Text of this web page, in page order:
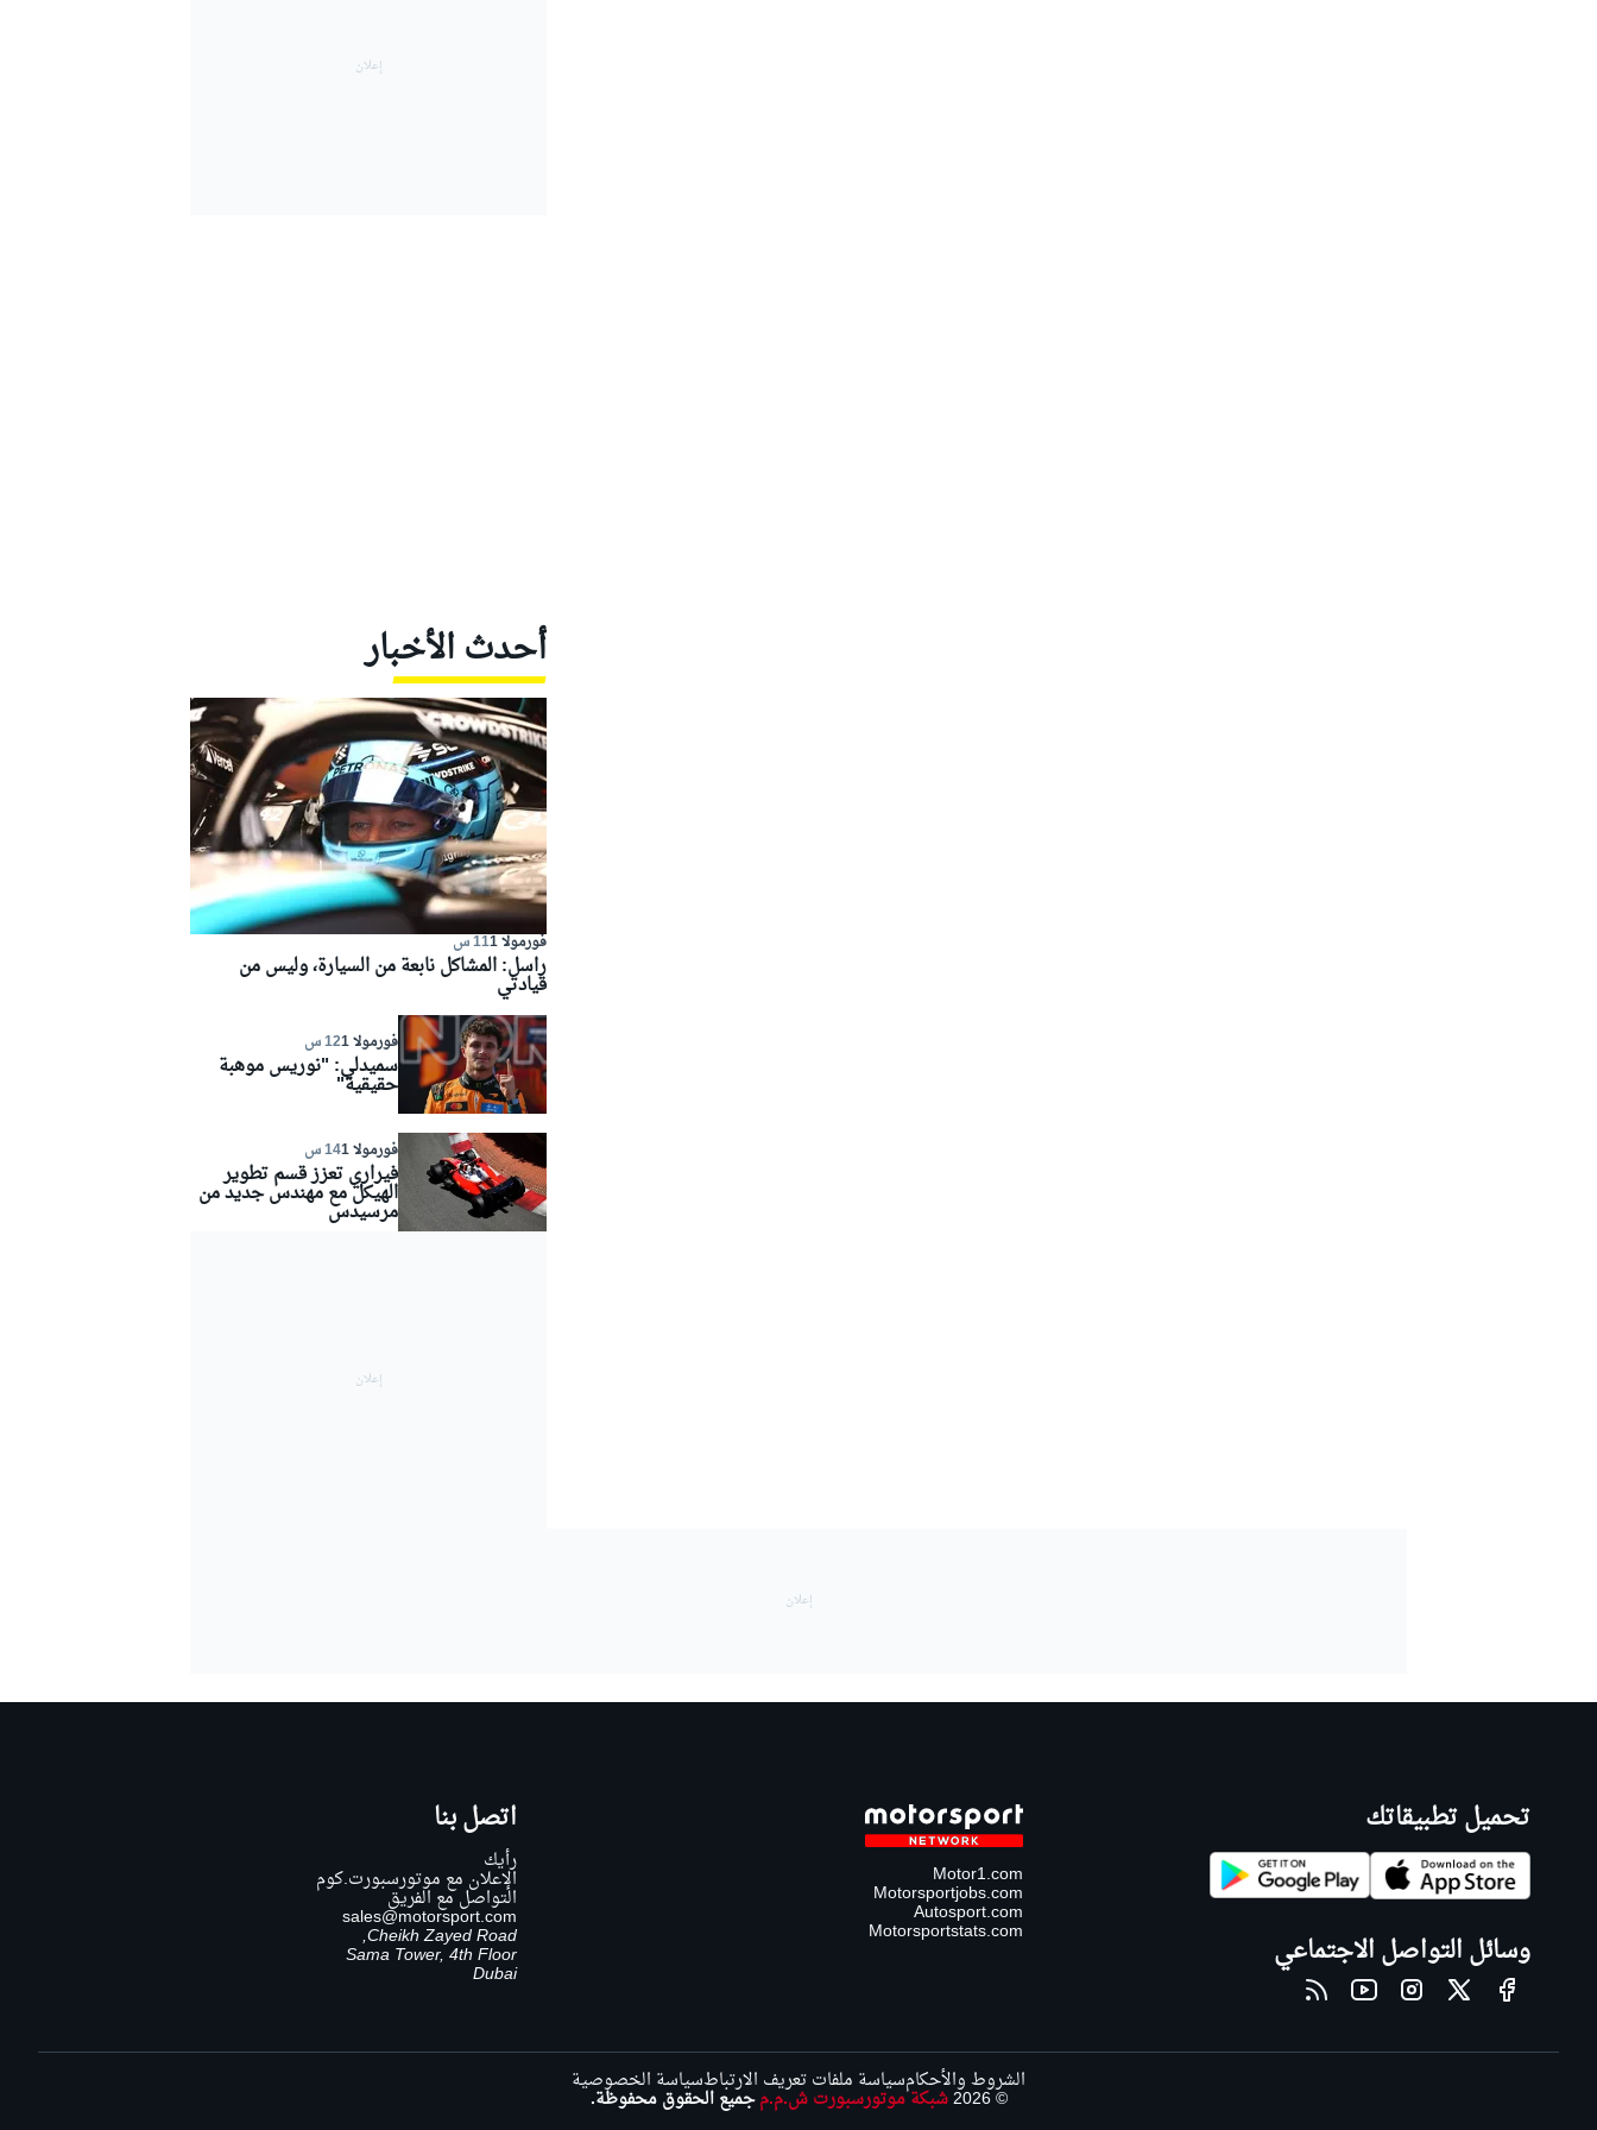
أحدث الأخبار
فورمولا 1 11 س
راسل: المشاكل نابعة من السيارة، وليس من
قيادتي
فورمولا 1 12 س
سميدلي: "نوريس موهبة
حقيقية"
فورمولا 1 14 س
فيراري تعزز قسم تطوير
الهيكل مع مهندس جديد من
مرسيدس
تحميل تطبيقاتك
وسائل التواصل الاجتماعي
Motor1.com
Motorsportjobs.com
Autosport.com
Motorsportstats.com
اتصل بنا
رأيك
الإعلان مع موتورسبورت.كوم
التواصل مع الفريق
sales@motorsport.com
Cheikh Zayed Road,
Sama Tower, 4th Floor
Dubai
© 2026 شبكة موتورسبورت ش.م.م جميع الحقوق محفوظة.
الشروط والأحكامسياسة ملفات تعريف الارتباطسياسة الخصوصية